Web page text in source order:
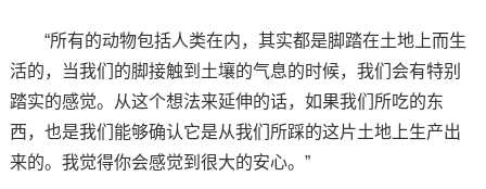
“所有的动物包括人类在内，其实都是脚踏在土地上而生
活的，当我们的脚接触到土壤的气息的时候，我们会有特别
踏实的感觉。从这个想法来延伸的话，如果我们所吃的东
西，也是我们能够确认它是从我们所踩的这片土地上生产出
来的。我觉得你会感觉到很大的安心。”